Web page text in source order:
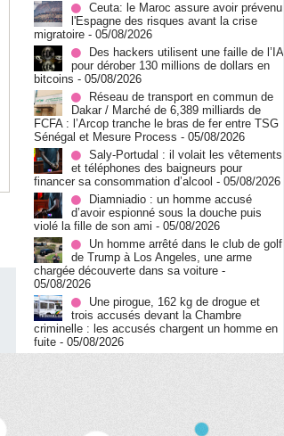
Ceuta: le Maroc assure avoir prévenu
l'Espagne des risques avant la crise
migratoire - 05/08/2026
Des hackers utilisent une faille de l’IA
pour dérober 130 millions de dollars en
bitcoins - 05/08/2026
Réseau de transport en commun de
Dakar / Marché de 6,389 milliards de
FCFA : l’Arcop tranche le bras de fer entre TSG
Sénégal et Mesure Process - 05/08/2026
Saly-Portudal : il volait les vêtements
et téléphones des baigneurs pour
financer sa consommation d’alcool - 05/08/2026
Diamniadio : un homme accusé
d’avoir espionné sous la douche puis
violé la fille de son ami - 05/08/2026
Un homme arrêté dans le club de golf
de Trump à Los Angeles, une arme
chargée découverte dans sa voiture -
05/08/2026
Une pirogue, 162 kg de drogue et
trois accusés devant la Chambre
criminelle : les accusés chargent un homme en
fuite - 05/08/2026